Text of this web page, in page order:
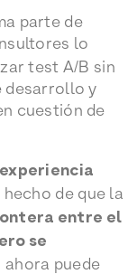
parte de
lo
test A/B sin
desarrollo y
cuestión de
de que la
entre el
se
puede